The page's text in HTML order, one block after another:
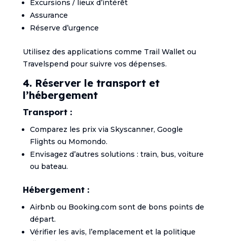
Excursions / lieux d’intérêt
Assurance
Réserve d’urgence
Utilisez des applications comme Trail Wallet ou
Travelspend pour suivre vos dépenses.
4. Réserver le transport et
l’hébergement
Transport :
Comparez les prix via Skyscanner, Google
Flights ou Momondo.
Envisagez d’autres solutions : train, bus, voiture
ou bateau.
Hébergement :
Airbnb ou Booking.com sont de bons points de
départ.
Vérifier les avis, l’emplacement et la politique